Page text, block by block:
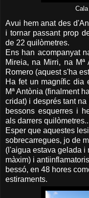
Avui hem anat des
i tornar passant prop
de 22 quilòmetres.
Ens han acompanyat
Mireia, na Mirri, na
Romero (aquest s'ha
Ha fet un magnífic dia
Mª Antònia (finalment
cridat) i després tant
bessons esquerres i
als darrers quilòmetres..
Esper que aquestes
sobrecarregues, jo de
(l'aigua estava gelada i
màxim) i
bessó, en 48 hores
estiraments.